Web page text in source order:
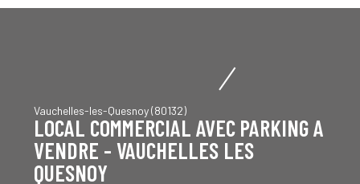
Vauchelles-les-Quesnoy (80132)
LOCAL COMMERCIAL AVEC PARKING A
VENDRE - VAUCHELLES LES
QUESNOY